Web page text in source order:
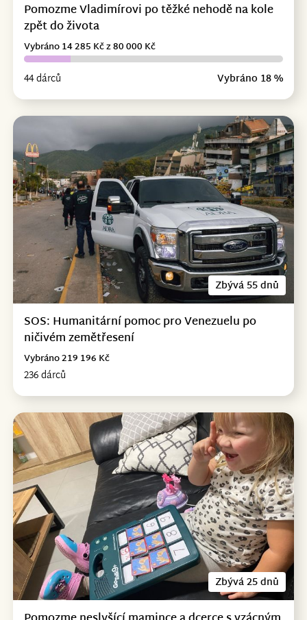
Pomozme Vladimírovi po těžké nehodě na kole
zpět do života
44 dárců Vybráno 18 %
Vybráno 14 285 Kč z 80 000 Kč
Zbývá 55 dnů
SOS: Humanitární pomoc pro Venezuelu po
ničivém zemětřesení
236 dárců
Vybráno 219 196 Kč
Zbývá 25 dnů